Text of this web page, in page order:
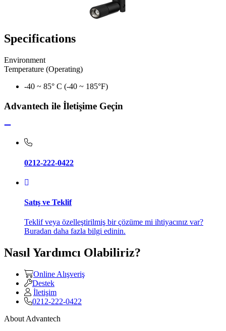
Specifications
Environment
Temperature (Operating)
-40 ~ 85° C (-40 ~ 185°F)
Advantech ile İletişime Geçin
0212-222-0422
Satış ve Teklif
Teklif veya özelleştirilmiş bir çözüme mi ihtiyacınız var?
Buradan daha fazla bilgi edinin.
Nasıl Yardımcı Olabiliriz?
Online Alışveriş
Destek
İletişim
0212-222-0422
About Advantech